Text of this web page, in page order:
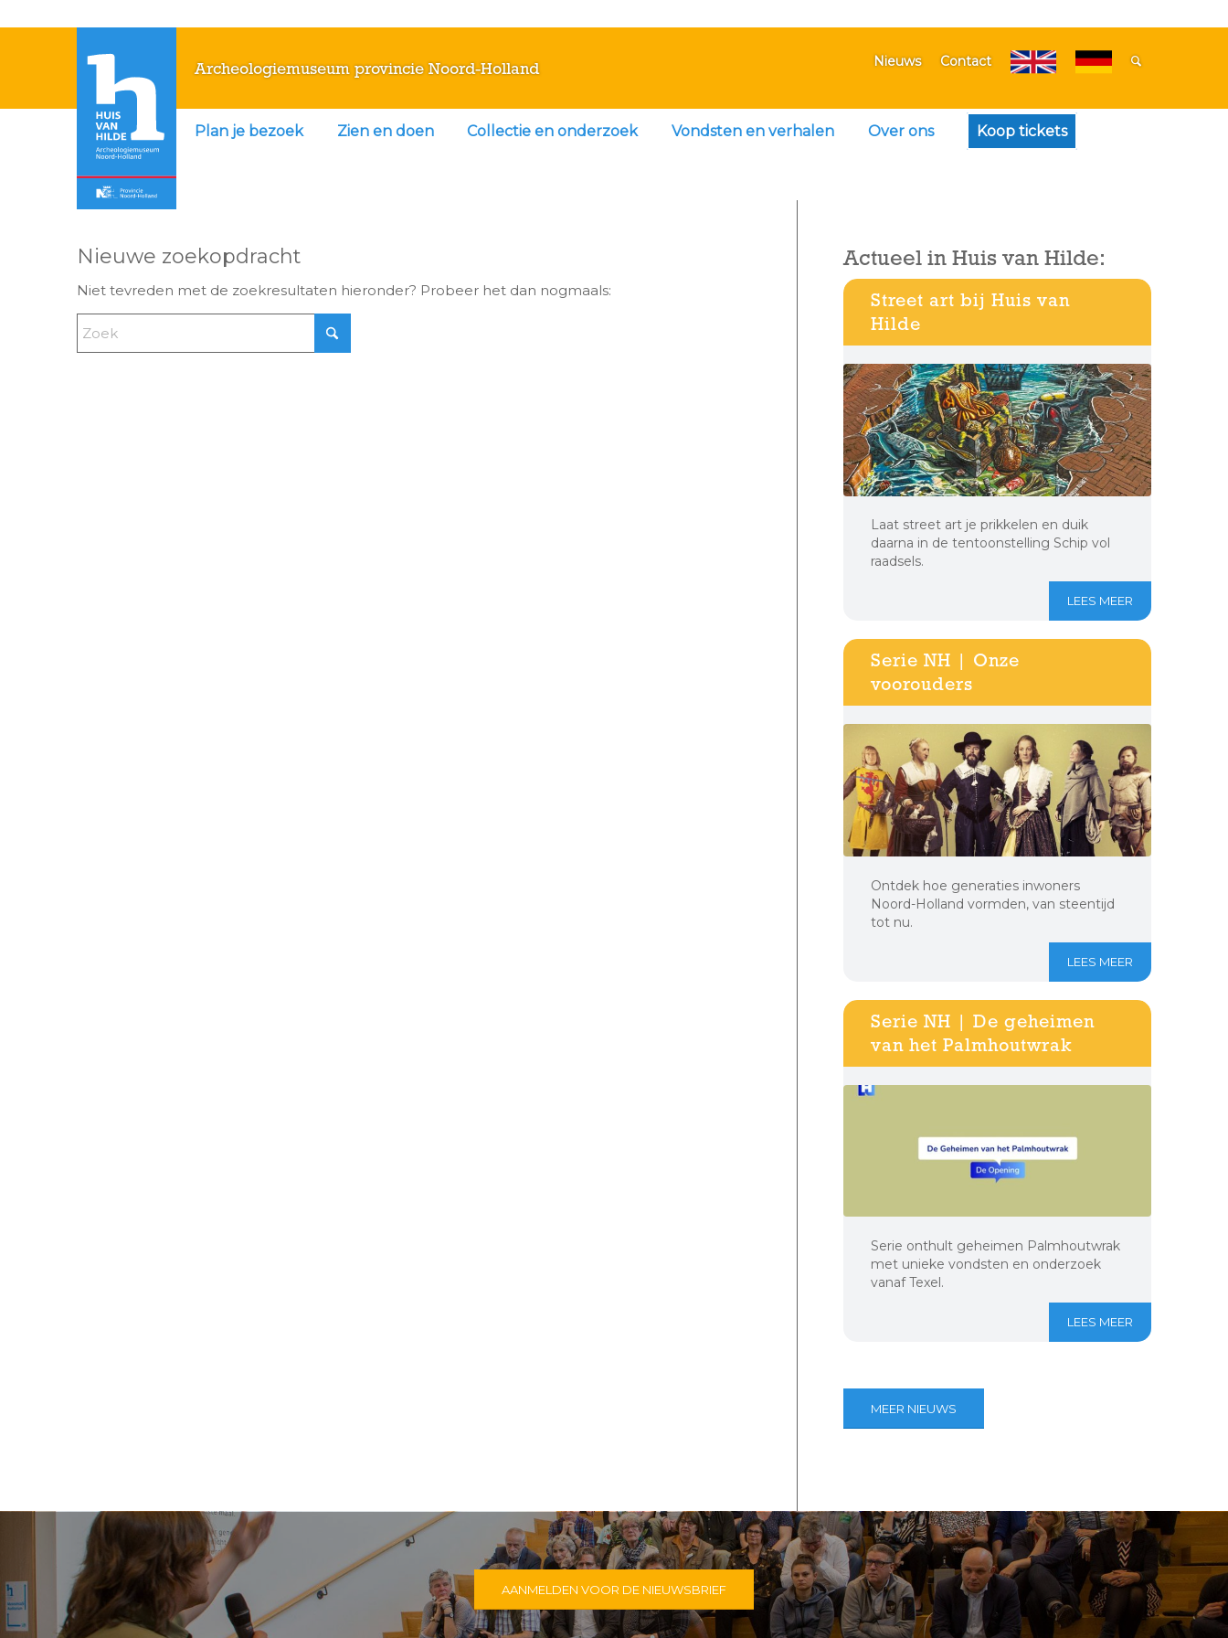
Archeologiemuseum provincie Noord-Holland Nieuws Contact
Plan je bezoek Zien en doen Collectie en onderzoek Vondsten en verhalen Over ons Koop tickets
Nieuwe zoekopdracht
Niet tevreden met de zoekresultaten hieronder? Probeer het dan nogmaals:
Actueel in Huis van Hilde:
Street art bij Huis van
Hilde
Laat street art je prikkelen en duik
daarna in de tentoonstelling Schip vol
raadsels.
LEES MEER
Serie NH | Onze
voorouders
Ontdek hoe generaties inwoners
Noord-Holland vormden, van steentijd
tot nu.
LEES MEER
Serie NH | De geheimen
van het Palmhoutwrak
Serie onthult geheimen Palmhoutwrak
met unieke vondsten en onderzoek
vanaf Texel.
LEES MEER
MEER NIEUWS
AANMELDEN VOOR DE NIEUWSBRIEF